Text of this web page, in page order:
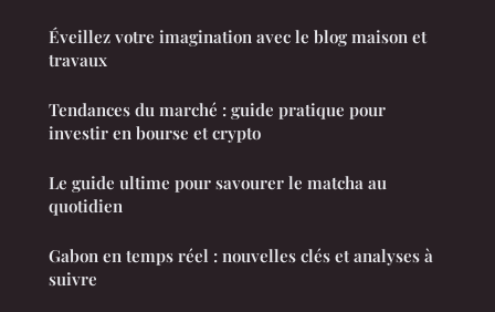
Éveillez votre imagination avec le blog maison et
travaux
Tendances du marché : guide pratique pour
investir en bourse et crypto
Le guide ultime pour savourer le matcha au
quotidien
Gabon en temps réel : nouvelles clés et analyses à
suivre